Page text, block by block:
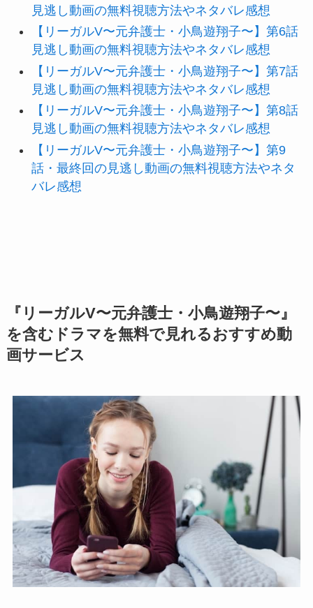
見逃し動画の無料視聴方法やネタバレ感想
【リーガルV〜元弁護士・小鳥遊翔子〜】第6話
見逃し動画の無料視聴方法やネタバレ感想
【リーガルV〜元弁護士・小鳥遊翔子〜】第7話
見逃し動画の無料視聴方法やネタバレ感想
【リーガルV〜元弁護士・小鳥遊翔子〜】第8話
見逃し動画の無料視聴方法やネタバレ感想
【リーガルV〜元弁護士・小鳥遊翔子〜】第9
話・最終回の見逃し動画の無料視聴方法やネタ
バレ感想
『リーガルV〜元弁護士・小鳥遊翔子〜』
を含むドラマを無料で見れるおすすめ動
画サービス